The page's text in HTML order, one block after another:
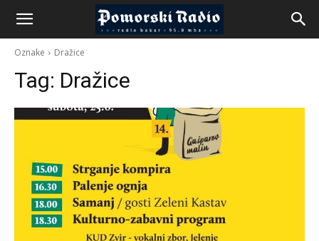
Oznake Dražice
Tag: Dražice